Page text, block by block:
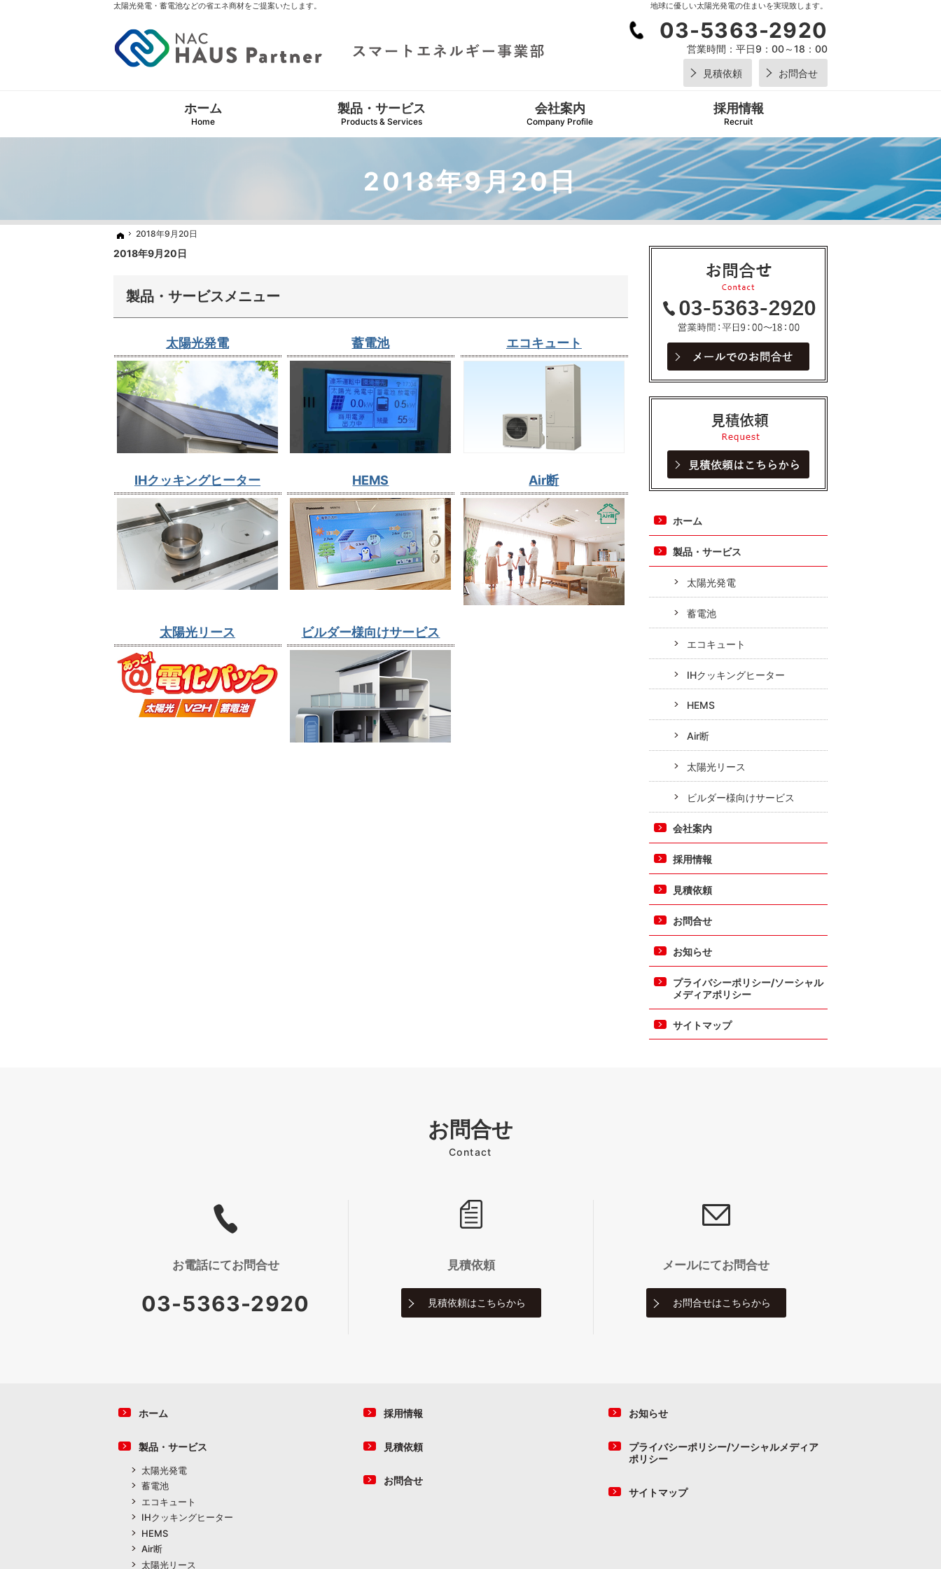
2018年9月20日
地球に優しい太陽光発電の住まいを実現致します。
太陽光発電・蓄電池などの省エネ商材をご提案いたします。
ホーム
2018年9月20日
2018年9月20日
製品・サービスメニュー
太陽光発電 蓄電池 エコキュート
IHクッキングヒーター HEMS Air断
太陽光リース ビルダー様向けサービス
ホーム
製品・サービス
太陽光発電
蓄電池
エコキュート
IHクッキングヒーター
HEMS
Air断
太陽光リース
ビルダー様向けサービス
会社案内
採用情報
見積依頼
お問合せ
お知らせ
プライバシーポリシー/ソーシャル
メディアポリシー
サイトマップ
ホーム
2018年9月20日
お問合せ
Contact
お電話にてお問合せ
03-5363-2920
見積依頼
見積依頼はこちらから
メールにてお問合せ
お問合せはこちらから
03-5363-2920
営業時間： 平日9：00～18：00
見積依頼 お問合せ
ホーム
Home
製品・サービス
Products & Services
会社案内
Company Profile
採用情報
Recruit
ホーム
製品・サービス
太陽光発電
蓄電池
エコキュート
IHクッキングヒーター
HEMS
Air断
太陽光リース
採用情報
見積依頼
お問合せ
お知らせ
プライバシーポリシー/ソーシャルメディア
ポリシー
サイトマップ